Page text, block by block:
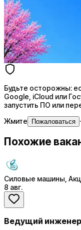
Будьте осторожны:
Google, iCloud или
запустить ПО или
Жмите
Пожаловаться ·
Похожие
Силовые машины,
8 авг.
Ведущий